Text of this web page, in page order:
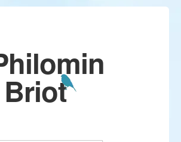
Briot